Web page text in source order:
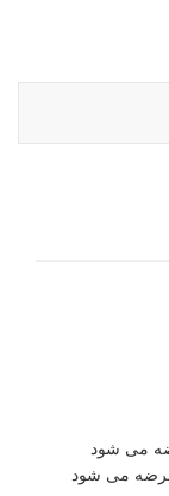
می شود